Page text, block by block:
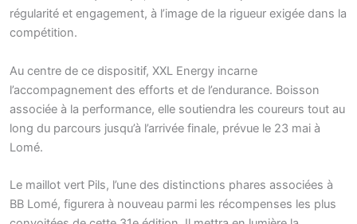
régularité et engagement, à l’image de la rigueur exigée dans la
compétition.
Au centre de ce dispositif, XXL Energy incarne
l’accompagnement des efforts et de l’endurance. Boisson
associée à la performance, elle soutiendra les coureurs tout au
long du parcours jusqu’à l’arrivée finale, prévue le 23 mai à
Lomé.
Le maillot vert Pils, l’une des distinctions phares associées à
BB Lomé, figurera à nouveau parmi les récompenses les plus